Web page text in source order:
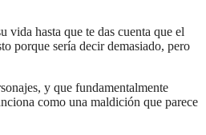
vida hasta que te das cuenta que el
porque sería decir demasiado, pero
y que fundamentalmente
como una maldición que parece